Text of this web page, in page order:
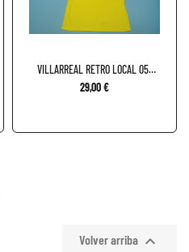
VILLARREAL RETRO LOCAL 05-
06
29,00 €
Volver arriba 